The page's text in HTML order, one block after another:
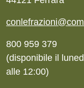
800 959 379
(disponibile il
alle 12:00)